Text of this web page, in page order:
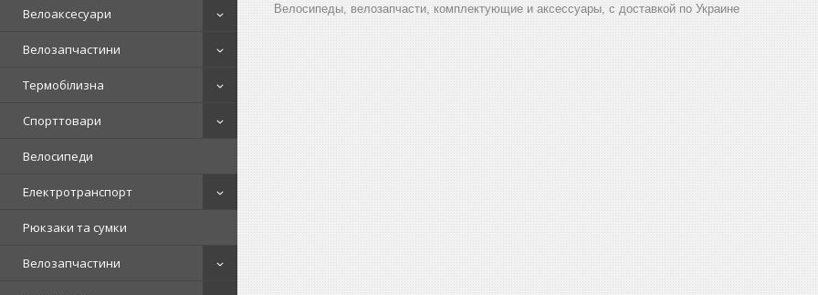
Велоаксесуари
Велозапчастини
Термобілизна
Спорттовари
Велосипеди
Електротранспорт
Рюкзаки та сумки
Велозапчастини
Велосипеды, велозапчасти, комплектующие и аксессуары, с доставкой по Украине